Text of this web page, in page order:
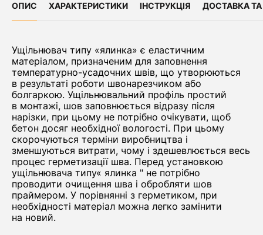
ОПИС ХАРАКТЕРИСТИКИ ІНСТРУКЦІЯ ДОСТАВКА
Ущільнювач типу «ялинка» є еластичним
матеріалом, призначеним для заповнення
температурно-усадочних швів, що утворюються
в результаті роботи швонарезчиком або
болгаркою. Ущільнювальний профіль простий
в монтажі, шов заповнюється відразу після
нарізки, при цьому не потрібно очікувати, щоб
бетон досяг необхідної вологості. При цьому
скорочуються терміни виробництва і
зменшуються витрати, чому і здешевлюється весь
процес герметизації шва. Перед установкою
ущільнювача типу« ялинка " не потрібно
проводити очищення шва і обробляти шов
праймером. У порівнянні з герметиком, при
необхідності матеріал можна легко замінити
на новий.